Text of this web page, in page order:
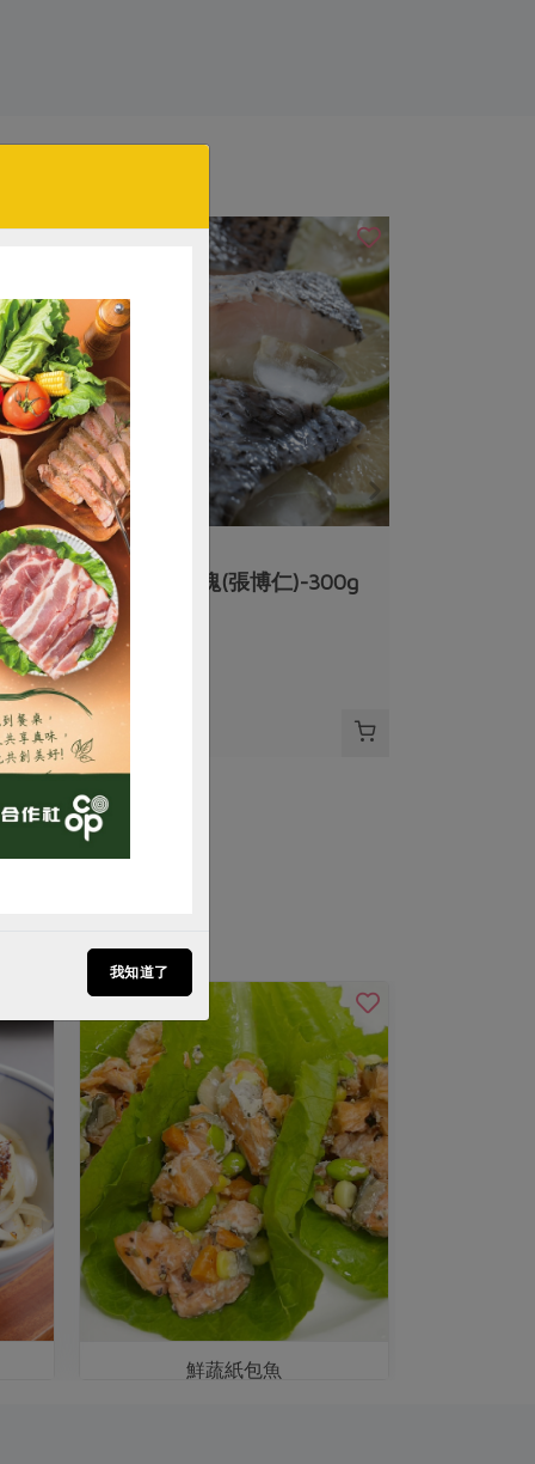
張博仁
金目鱸魚切塊(張博仁)-300g
300公克
葷
鮮蔬紙包魚
買
我知道了